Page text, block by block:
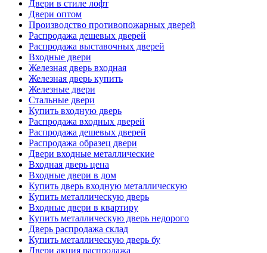
Двери в стиле лофт
Двери оптом
Производство противопожарных дверей
Распродажа дешевых дверей
Распродажа выставочных дверей
Входные двери
Железная дверь входная
Железная дверь купить
Железные двери
Стальные двери
Купить входную дверь
Распродажа входных дверей
Распродажа дешевых дверей
Распродажа образец двери
Двери входные металлические
Входная дверь цена
Входные двери в дом
Купить дверь входную металлическую
Купить металлическую дверь
Входные двери в квартиру
Купить металлическую дверь недорого
Дверь распродажа склад
Купить металлическую дверь бу
Двери акция распродажа